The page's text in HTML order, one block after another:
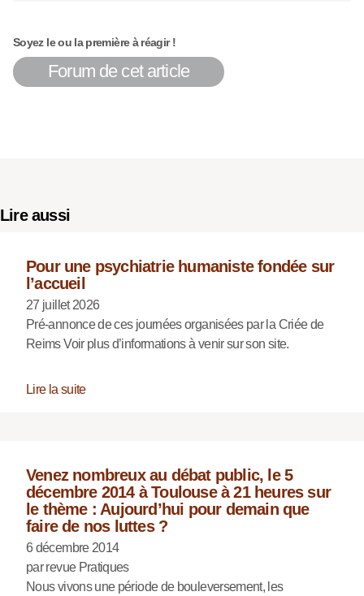
Soyez le ou la première à réagir !
Forum de cet article
Lire aussi
Pour une psychiatrie humaniste fondée sur
l’accueil
27 juillet 2026
Pré-annonce de ces journées organisées par la Criée de
Reims Voir plus d’informations à venir sur son site.
Lire la suite
Venez nombreux au débat public, le 5
décembre 2014 à Toulouse à 21 heures sur
le thème : Aujourd’hui pour demain que
faire de nos luttes ?
6 décembre 2014
par revue Pratiques
Nous vivons une période de bouleversement, les